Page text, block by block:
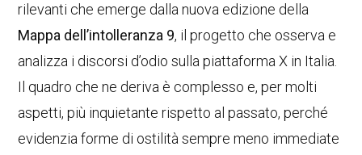
rilevanti che emerge dalla nuova edizione della
Mappa dell’intolleranza 9, il progetto che osserva e
analizza i discorsi d’odio sulla piattaforma X in Italia.
Il quadro che ne deriva è complesso e, per molti
aspetti, più inquietante rispetto al passato, perché
evidenzia forme di ostilità sempre meno immediate